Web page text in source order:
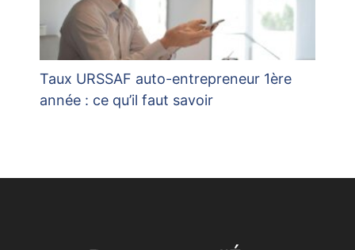
Taux URSSAF auto-entrepreneur 1ère
année : ce qu’il faut savoir